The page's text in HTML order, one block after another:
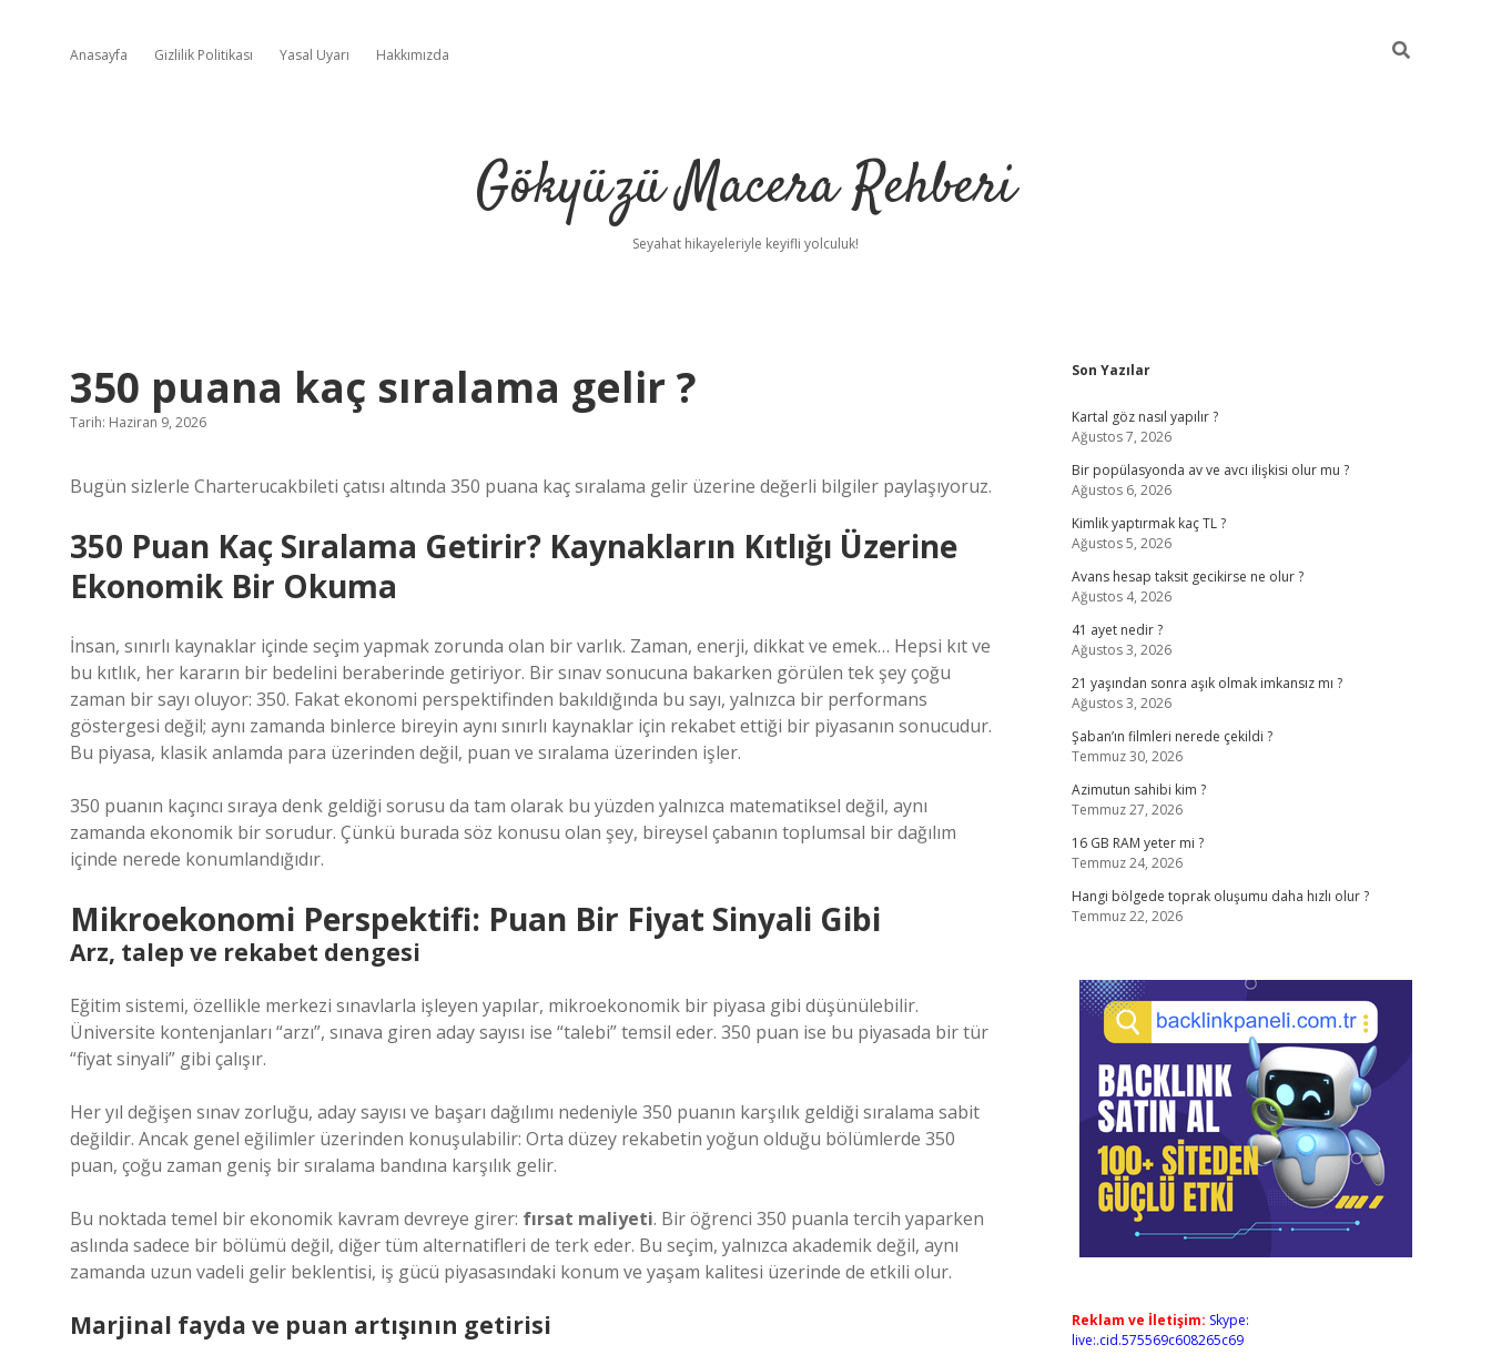
Anasayfa Gizlilik Politikası Yasal Uyarı Hakkımızda
Gökyüzü Macera Rehberi
Seyahat hikayeleriyle keyifli yolculuk!
350 puana kaç sıralama gelir ?
Tarih: Haziran 9, 2026
Bugün sizlerle Charterucakbileti çatısı altında 350 puana kaç sıralama gelir üzerine değerli bilgiler paylaşıyoruz.
350 Puan Kaç Sıralama Getirir? Kaynakların Kıtlığı Üzerine
Ekonomik Bir Okuma
İnsan, sınırlı kaynaklar içinde seçim yapmak zorunda olan bir varlık. Zaman, enerji, dikkat ve emek… Hepsi kıt ve
bu kıtlık, her kararın bir bedelini beraberinde getiriyor. Bir sınav sonucuna bakarken görülen tek şey çoğu
zaman bir sayı oluyor: 350. Fakat ekonomi perspektifinden bakıldığında bu sayı, yalnızca bir performans
göstergesi değil; aynı zamanda binlerce bireyin aynı sınırlı kaynaklar için rekabet ettiği bir piyasanın sonucudur.
Bu piyasa, klasik anlamda para üzerinden değil, puan ve sıralama üzerinden işler.
350 puanın kaçıncı sıraya denk geldiği sorusu da tam olarak bu yüzden yalnızca matematiksel değil, aynı
zamanda ekonomik bir sorudur. Çünkü burada söz konusu olan şey, bireysel çabanın toplumsal bir dağılım
içinde nerede konumlandığıdır.
Mikroekonomi Perspektifi: Puan Bir Fiyat Sinyali Gibi
Arz, talep ve rekabet dengesi
Eğitim sistemi, özellikle merkezi sınavlarla işleyen yapılar, mikroekonomik bir piyasa gibi düşünülebilir.
Üniversite kontenjanları “arzı”, sınava giren aday sayısı ise “talebi” temsil eder. 350 puan ise bu piyasada bir tür
“fiyat sinyali” gibi çalışır.
Her yıl değişen sınav zorluğu, aday sayısı ve başarı dağılımı nedeniyle 350 puanın karşılık geldiği sıralama sabit
değildir. Ancak genel eğilimler üzerinden konuşulabilir: Orta düzey rekabetin yoğun olduğu bölümlerde 350
puan, çoğu zaman geniş bir sıralama bandına karşılık gelir.
Bu noktada temel bir ekonomik kavram devreye girer: fırsat maliyeti. Bir öğrenci 350 puanla tercih yaparken
aslında sadece bir bölümü değil, diğer tüm alternatifleri de terk eder. Bu seçim, yalnızca akademik değil, aynı
zamanda uzun vadeli gelir beklentisi, iş gücü piyasasındaki konum ve yaşam kalitesi üzerinde de etkili olur.
Marjinal fayda ve puan artışının getirisi
Sidebar
Son Yazılar
Kartal göz nasıl yapılır ?
Ağustos 7, 2026
Bir popülasyonda av ve avcı ilişkisi olur mu ?
Ağustos 6, 2026
Kimlik yaptırmak kaç TL ?
Ağustos 5, 2026
Avans hesap taksit gecikirse ne olur ?
Ağustos 4, 2026
41 ayet nedir ?
Ağustos 3, 2026
21 yaşından sonra aşık olmak imkansız mı ?
Ağustos 3, 2026
Şaban’ın filmleri nerede çekildi ?
Temmuz 30, 2026
Azimutun sahibi kim ?
Temmuz 27, 2026
16 GB RAM yeter mi ?
Temmuz 24, 2026
Hangi bölgede toprak oluşumu daha hızlı olur ?
Temmuz 22, 2026
Reklam ve İletişim: Skype:
live:.cid.575569c608265c69